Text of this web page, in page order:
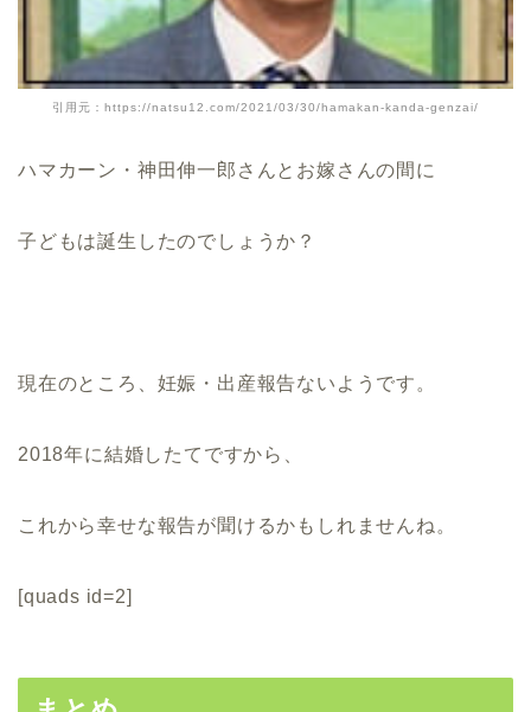
引用元：https://natsu12.com/2021/03/30/hamakan-kanda-genzai/
ハマカーン・神田伸一郎さんとお嫁さんの間に
子どもは誕生したのでしょうか？
現在のところ、妊娠・出産報告ないようです。
2018年に結婚したてですから、
これから幸せな報告が聞けるかもしれませんね。
[quads id=2]